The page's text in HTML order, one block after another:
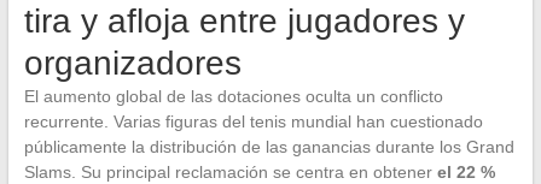
tira y afloja entre jugadores y
organizadores
El aumento global de las dotaciones oculta un conflicto
recurrente. Varias figuras del tenis mundial han cuestionado
públicamente la distribución de las ganancias durante los Grand
Slams. Su principal reclamación se centra en obtener el 22 %